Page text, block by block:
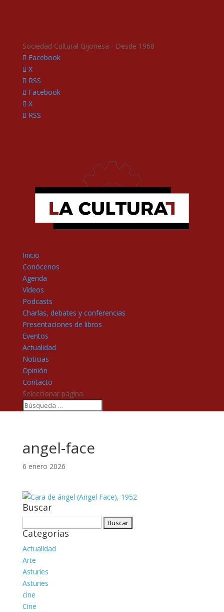
Sociedad Cultural Gijonesa - Desde 1968
Facebook
X
RSS
Facebook
X
RSS
Inicio
Conócenos
Agenda
Vídeos
Podcasts
Charlas, debates y conferencias
Presentaciones de libros
Eventos
Actualidad
Noticias
Opinión
Contacto
Seleccionar página
angel-face
6 enero 2026
Buscar
Categorías
Actualidad
Arte
Asturies
Asturies
cine
Cine